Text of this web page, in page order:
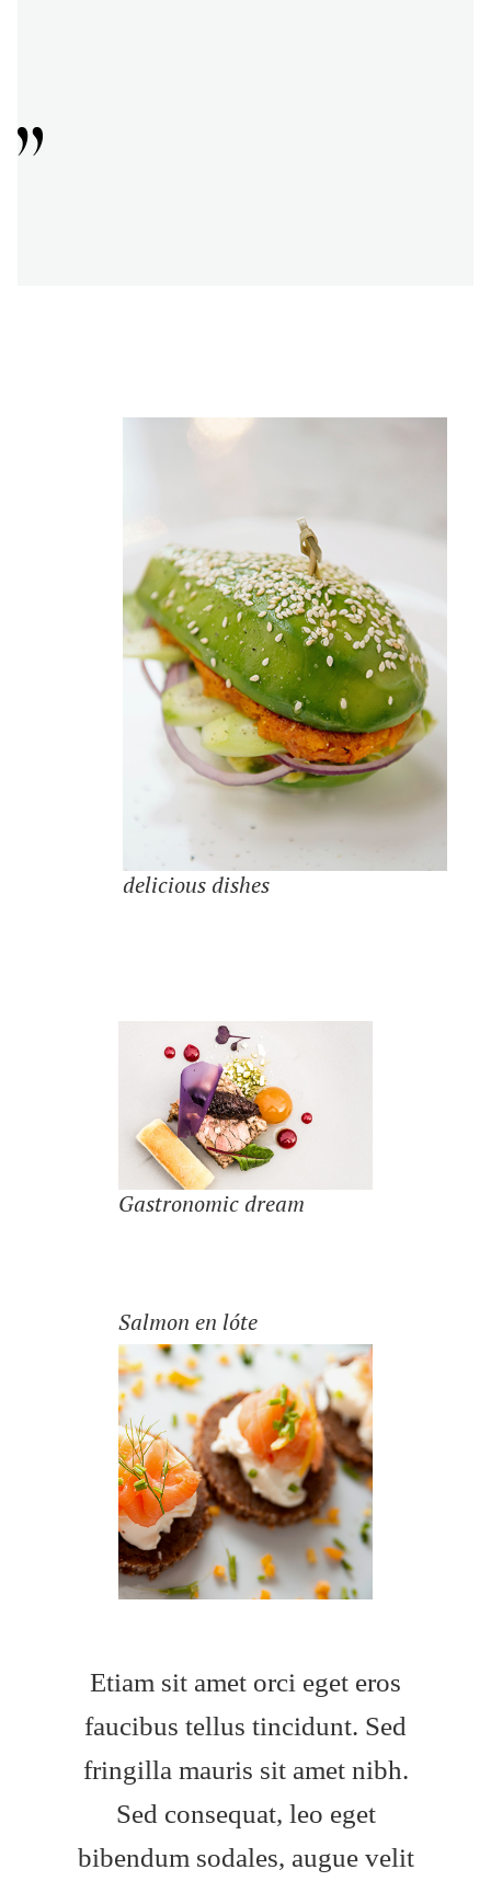
delicious dishes
Gastronomic dream
Salmon en lóte
Etiam sit amet orci eget eros
faucibus tellus tincidunt. Sed
fringilla mauris sit amet nibh.
Sed consequat, leo eget
bibendum sodales, augue velit